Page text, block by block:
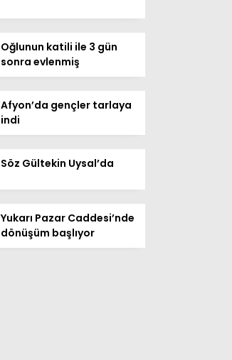
Oğlunun katili ile 3 gün
sonra evlenmiş
Afyon’da gençler tarlaya
indi
Söz Gültekin Uysal’da
Yukarı Pazar Caddesi’nde
dönüşüm başlıyor